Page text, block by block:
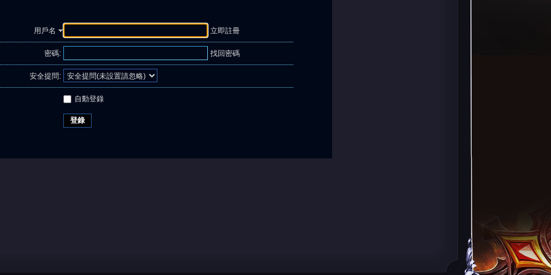
用戶名 立即註冊
密碼: 找回密碼
安全提問:
自動登錄
登錄